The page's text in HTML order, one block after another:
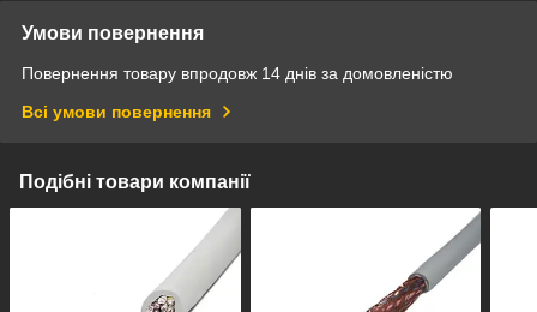
Умови повернення
Повернення товару впродовж 14 днів за домовленістю
Всі умови повернення
Подібні товари компанії